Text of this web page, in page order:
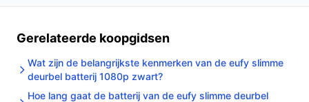
Gerelateerde koopgidsen
Wat zijn de belangrijkste kenmerken van de eufy slimme
deurbel batterij 1080p zwart?
Hoe lang gaat de batterij van de eufy slimme deurbel